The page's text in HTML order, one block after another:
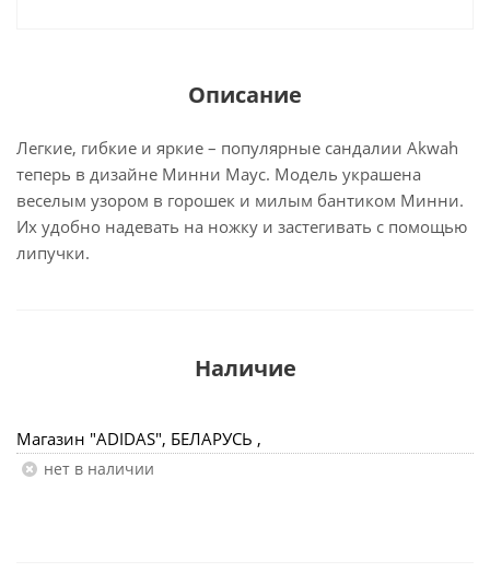
Описание
Легкие, гибкие и яркие – популярные сандалии Akwah
теперь в дизайне Минни Маус. Модель украшена
веселым узором в горошек и милым бантиком Минни.
Их удобно надевать на ножку и застегивать с помощью
липучки.
Наличие
Магазин "ADIDAS", БЕЛАРУСЬ ,
Нет в наличии